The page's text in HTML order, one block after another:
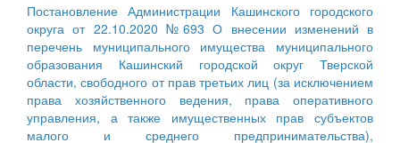
Постановление Администрации Кашинского городского
округа от 22.10.2020 №693 О внесении изменений в
перечень муниципального имущества муниципального
образования Кашинский городской округ Тверской
области, свободного от прав третьих лиц (за исключением
права хозяйственного ведения, права оперативного
управления, а также имущественных прав субъектов
малого и среднего предпринимательства),